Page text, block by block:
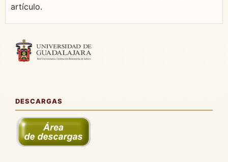
artículo.
DESCARGAS